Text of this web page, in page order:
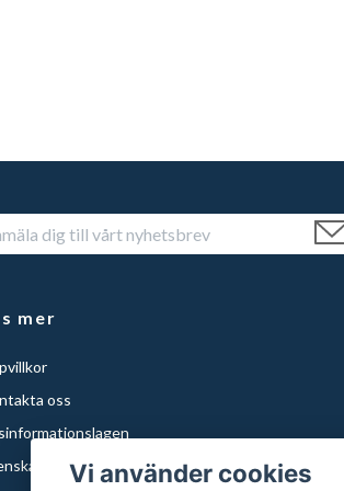
mer
oss
StäderVi använder cookies